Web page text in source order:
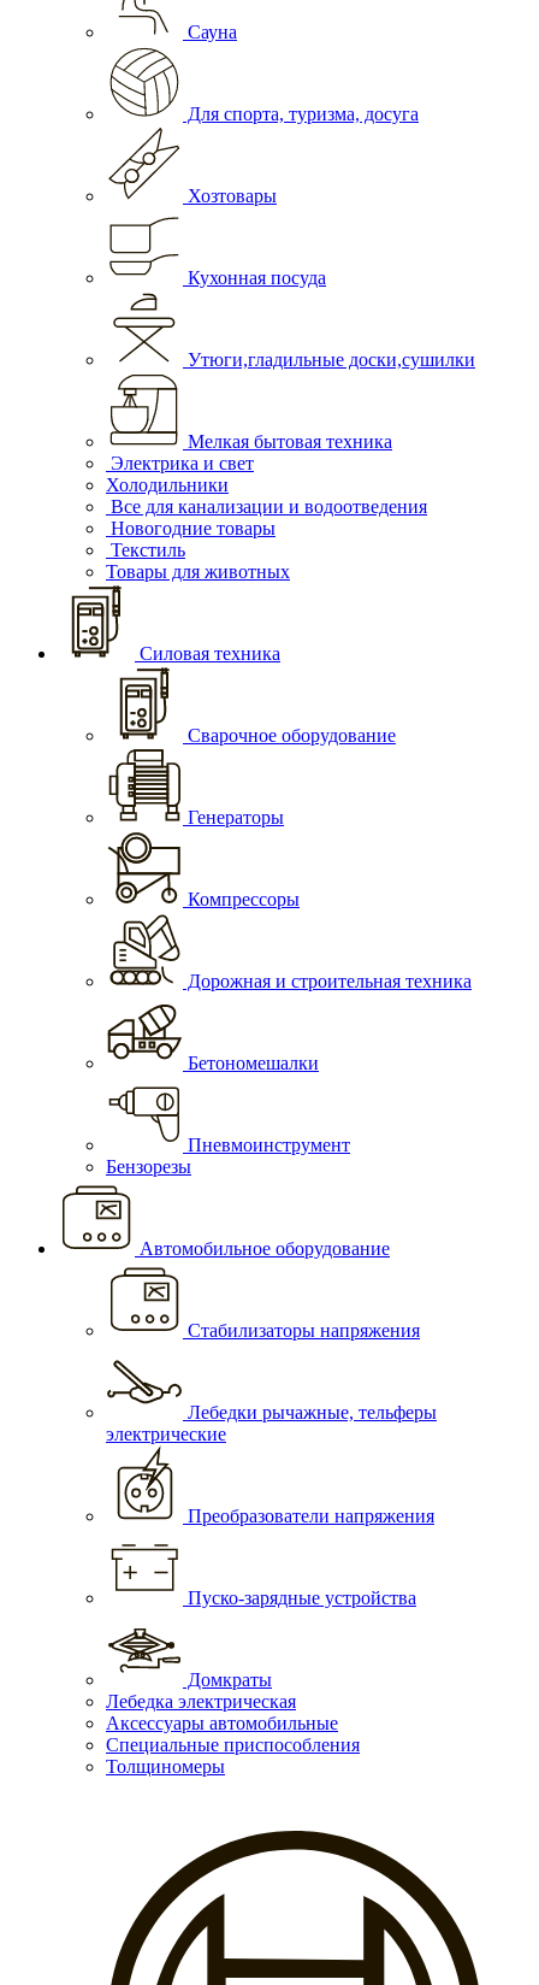
Сауна
Для спорта, туризма, досуга
Хозтовары
Кухонная посуда
Утюги,гладильные доски,сушилки
Мелкая бытовая техника
Электрика и свет
Холодильники
Все для канализации и водоотведения
Новогодние товары
Текстиль
Товары для животных
Силовая техника
Сварочное оборудование
Генераторы
Компрессоры
Дорожная и строительная техника
Бетономешалки
Пневмоинструмент
Бензорезы
Автомобильное оборудование
Стабилизаторы напряжения
Лебедки рычажные, тельферы
электрические
Преобразователи напряжения
Пуско-зарядные устройства
Домкраты
Лебедка электрическая
Аксессуары автомобильные
Специальные приспособления
Толщиномеры